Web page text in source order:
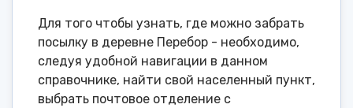
Для того чтобы узнать, где можно забрать
посылку в деревне Перебор - необходимо,
следуя удобной навигации в данном
справочнике, найти свой населенный пункт,
выбрать почтовое отделение с